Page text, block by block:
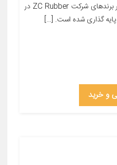
معرفی محصول ترازانو از زیر برندهای شرکت ZC Rubber در
و خرید